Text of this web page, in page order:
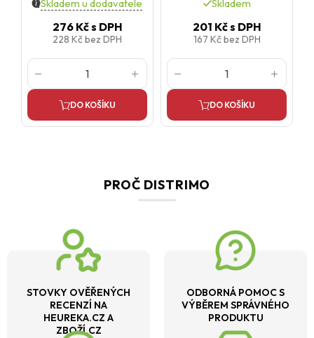
Skladem u dodavatele
276 Kčs DPH
228 Kčbez DPH
DO KOŠÍKU
Skladem
201 Kčs DPH
167 Kčbez DPH
DO KOŠÍKU
PROČ DISTRIMO
STOVKY OVĚŘENÝCH
RECENZÍ NA
HEUREKA.CZ A
ZBOŽÍ.CZ
ODBORNÁ POMOC S
VÝBĚREM SPRÁVNÉHO
PRODUKTU